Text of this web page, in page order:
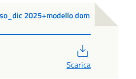
2025+modello dom
Scarica